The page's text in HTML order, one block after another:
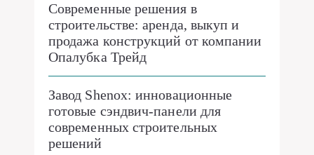
Современные решения в
строительстве: аренда, выкуп и
продажа конструкций от компании
Опалубка Трейд
Завод Shenox: инновационные
готовые сэндвич-панели для
современных строительных
решений